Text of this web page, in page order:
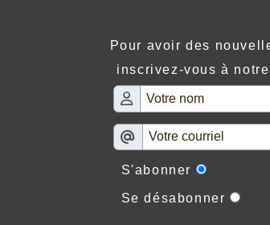
Pour avoir des
inscrivez-vous à
S'abonner
Se désabonner